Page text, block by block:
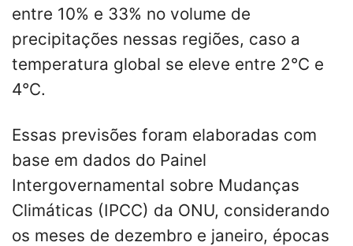
entre 10% e 33% no volume de
precipitações nessas regiões, caso a
temperatura global se eleve entre 2°C e
4°C.
Essas previsões foram elaboradas com
base em dados do Painel
Intergovernamental sobre Mudanças
Climáticas (IPCC) da ONU, considerando
os meses de dezembro e janeiro, épocas